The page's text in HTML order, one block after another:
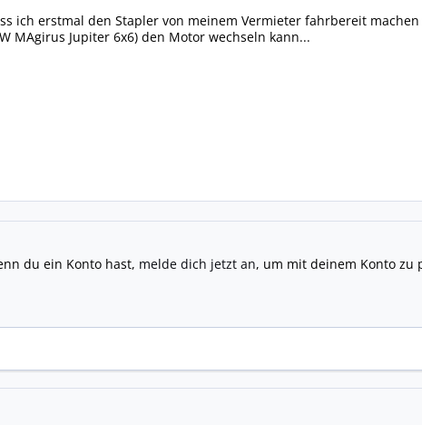
ich erstmal den Stapler von meinem Vermieter fahrbereit
MAgirus Jupiter 6x6) den Motor wechseln kann...
du ein Konto hast, melde dich jetzt an, um mit deinem Konto zu